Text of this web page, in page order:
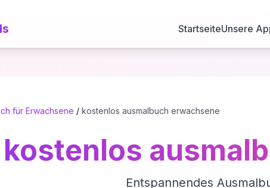
StartseiteUnsere
für Erwachsene / kostenlos ausmalbuch erwachsene
kostenlos
Entspannendes